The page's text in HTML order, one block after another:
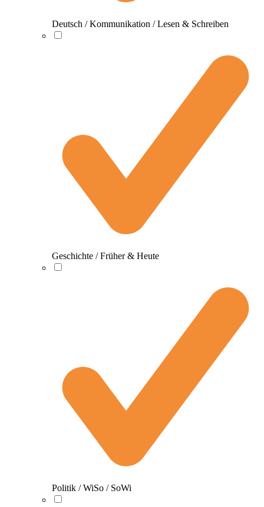
Deutsch / Kommunikation / Lesen & Schreiben
Geschichte / Früher & Heute
Politik / WiSo / SoWi